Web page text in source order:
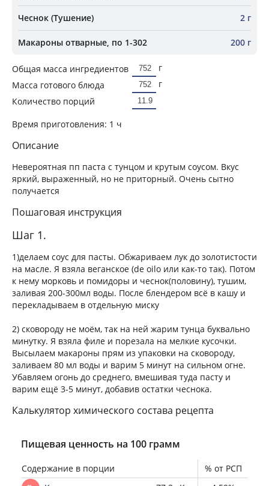
Чеснок (Тушение) 2 г
Макароны отварные, по 1-302 200 г
Общая масса ингредиентов
г
Масса готового блюда
г
Количество порций
Время приготовления: 1 ч
Описание
Невероятная пп паста с тунцом и крутым соусом. Вкус
яркий, выраженный, но не приторный. Очень сытно
получается
Пошаговая инструкция
Шаг 1.
1)делаем соус для пасты. Обжариваем лук до золотистости
на масле. Я взяла веганское (de oilo или как-то так). Потом
к нему морковь и помидоры и чеснок(половину), тушим,
заливая 200-300мл воды. После блендером всё в кашу и
перекладываем в отдельную миску
2) сковороду не моём, так на ней жарим тунца буквально
минутку. Я взяла филе и порезала на мелкие кусочки.
Высылаем макароны прям из упаковки на сковороду,
заливаем 80 мл воды и варим 5 минут на сильном огне.
Убавляем огонь до среднего, вмешивая туда пасту и
варим ещё 3-5 минут, добавив остатки чеснока.
Калькулятор химического состава рецепта
Пищевая ценность на 100 грамм
Содержание в порции
% от РСП